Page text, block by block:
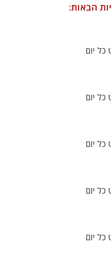
הבאות:
יום
יום
יום
יום
יום